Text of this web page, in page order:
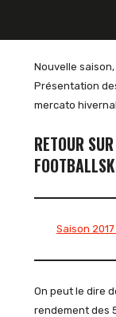
Nouvelle
Présentation
mercato
RETOUR
Saison
On peut le dire
rendement des